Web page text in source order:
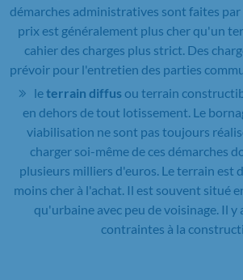
démarches administratives sont faites
prix est généralement plus cher qu'un
cahier des charges plus strict. Des
prévoir pour l'entretien des parties
leterrain diffusou terrain
en dehors de tout lotissement. Le
viabilisation ne sont pas toujours
charger soi-même de ces démarches
plusieurs milliers d'euros. Le terrain est
moins cher à l'achat. Il est souvent situé
qu'urbaine avec peu de voisinage. Il y
contraintes à la